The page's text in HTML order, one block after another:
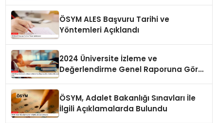
ÖSYM ALES Başvuru Tarihi ve
Yöntemleri Açıklandı
2024 Üniversite İzleme ve
Değerlendirme Genel Raporuna Göre
ÖSYM, Adalet Bakanlığı Sınavları İle
İlgili Açıklamalarda Bulundu